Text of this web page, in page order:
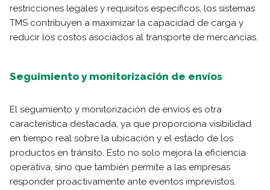
restricciones legales y requisitos específicos, los sistemas
TMS contribuyen a maximizar la capacidad de carga y
reducir los costos asociados al transporte de mercancías.
Seguimiento y monitorización de envíos
El seguimiento y monitorización de envíos es otra
característica destacada, ya que proporciona visibilidad
en tiempo real sobre la ubicación y el estado de los
productos en tránsito. Esto no solo mejora la eficiencia
operativa, sino que también permite a las empresas
responder proactivamente ante eventos imprevistos,